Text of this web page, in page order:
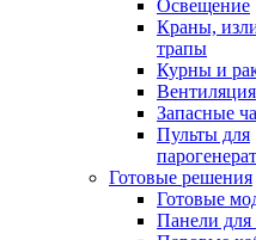
Освещение
Краны,
трапы
Курны и
Вентиляция
Запасные
Пульты для
Готовые решения
Готовые
Панели для